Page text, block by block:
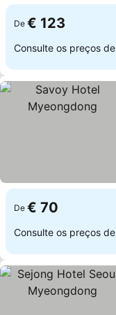
De € 123
Consulte os preços de
De € 70
Consulte os preços de